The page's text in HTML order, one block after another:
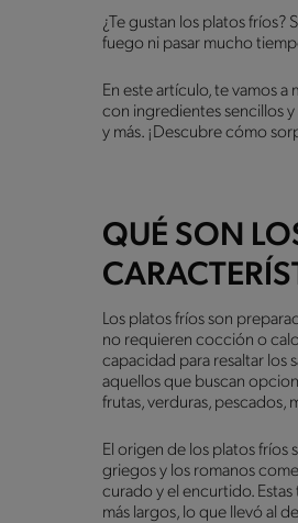
¿Te gustan los platos fríos?
fuego ni pasar mucho
En este artículo, te vamos
con ingredientes sencillos y
y más. ¡Descubre cómo
QUÉ SON
Los platos fríos son
no requieren cocción o
capacidad para resaltar los
aquellos que buscan
frutas, verduras, pescados,
El origen de los platos fríos
griegos y los romanos
curado y el encurtido.
más largos, lo que llevó al